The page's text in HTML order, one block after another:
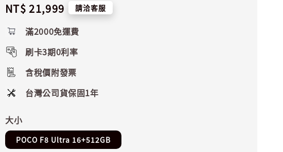
Regular
price
NT$ 21,999 請洽客服
滿2000免運費
刷卡3期0利率
含稅價附發票
台灣公司貨保固1年
大小
POCO F8 Ultra 16+512GB